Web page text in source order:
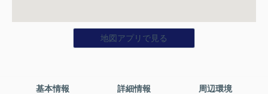
地図アプリで見る
基本情報 詳細情報 周辺環境